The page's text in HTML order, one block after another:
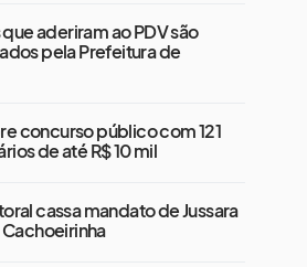
aderiram ao PDV são
pela Prefeitura de
concurso público com 121
de até R$ 10 mil
cassa mandato de Jussara